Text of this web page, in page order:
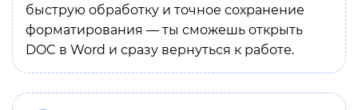
быструю обработку и точное сохранение
форматирования — ты сможешь открыть
DOC в Word и сразу вернуться к работе.